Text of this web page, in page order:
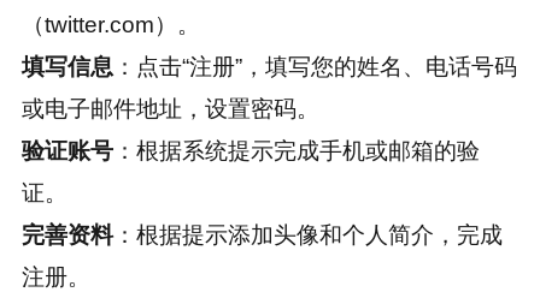
（twitter.com）。
填写信息：点击“注册”，填写您的姓名、电话号码
或电子邮件地址，设置密码。
验证账号：根据系统提示完成手机或邮箱的验
证。
完善资料：根据提示添加头像和个人简介，完成
注册。